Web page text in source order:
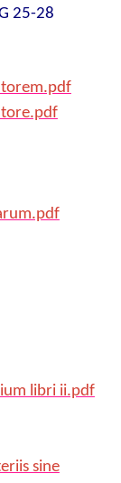
25-28
libri ii.pdf
sine